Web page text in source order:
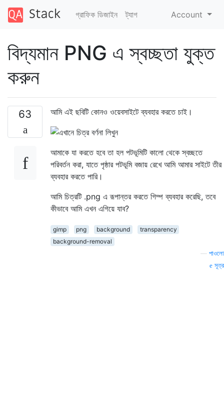
গ্রাফিক ডিজাইন ট্যাগ Account
বিদ্যমান PNG এ স্বচ্ছতা যুক্ত
করুন
63 আমি এই ছবিটি কোনও ওয়েবসাইটে ব্যবহার করতে চাই।
আমাকে যা করতে হবে তা হল পটভূমিটি কালো থেকে স্বচ্ছতে
পরিবর্তন করা, যাতে পৃষ্ঠার পটভূমি বজায় রেখে আমি আমার সাইটে তীর
ব্যবহার করতে পারি।
আমি চিত্রটি .png এ রূপান্তর করতে গিম্প ব্যবহার করেছি, তবে
কীভাবে আমি এখন এগিয়ে যাব?
gimp png background
transparency
background-removal
পাওলো
সূত্র